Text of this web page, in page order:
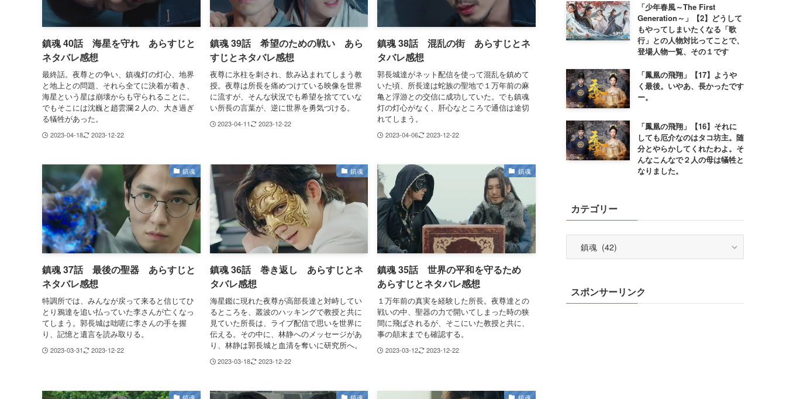
鎮魂 40話 海星を守れ あらすじと
ネタバレ感想
最終話。夜尊との争い、鎮魂灯の灯心、地界
と地上との問題、それら全てに決着が着き、
海星という星は崩壊からも守られることに。
でもそこには沈巍と趙雲瀾２人の、大き過ぎ
る犠牲があった。
2023-04-18 2023-12-22
鎮魂 39話 希望のための戦い あら
すじとネタバレ感想
夜尊に氷柱を刺され、飲み込まれてしまう教
授。夜尊は所長を痛めつけている映像を世界
に流すが、そんな状況でも希望を捨てていな
い所長の言葉が、逆に世界を勇気づける。
2023-04-11 2023-12-22
鎮魂 38話 混乱の街 あらすじとネ
タバレ感想
郭長城達がネット配信を使って混乱を鎮めて
いた頃、所長達は蛇族の聖地で１万年前の麻
亀と浮游との交信に成功していた。でも鎮魂
灯の灯心がなく、肝心なところで通信は途切
れてしまう。
2023-04-06 2023-12-22
鎮魂
鎮魂 37話 最後の聖器 あらすじと
ネタバレ感想
特調所では、みんなが戻って来ると信じてひ
とり鴉達を追い払っていた李さんが亡くなっ
てしまう。郭長城は咄嗟に李さんの手を握
り、記憶と遺言を読み取りる。
2023-03-31 2023-12-22
鎮魂
鎮魂 36話 巻き返し あらすじとネ
タバレ感想
海星鑑に現れた夜尊が高部長達と対峙してい
るところを、叢波のハッキングで教授と共に
見ていた所長は、ライブ配信で思いを世界に
伝える。その中に、林静へのメッセージがあ
り、林静は郭長城と血清を奪いに研究所へ。
2023-03-18 2023-12-22
鎮魂
鎮魂 35話 世界の平和を守るため
あらすじとネタバレ感想
１万年前の真実を経験した所長。夜尊達との
戦いの中、聖器の力で開いてしまった時の狭
間に飛ばされるが、そこにいた教授と共に、
事の顛末までも確認する。
2023-03-12 2023-12-22
「少年春風～The First
Generation～」【2】どうして
もやってしまいたくなる「歌
行」との人物対比ってことで、
登場人物一覧、その１です
「鳳凰の飛翔」【17】ようや
く最後。いやあ、長かったです
ー。
「鳳凰の飛翔」【16】それに
しても厄介なのはタコ坊主。随
分とやらかしてくれたわよ。そ
んなこんなで２人の母は犠牲と
なりました。
カテゴリー
ースポンサーリンク